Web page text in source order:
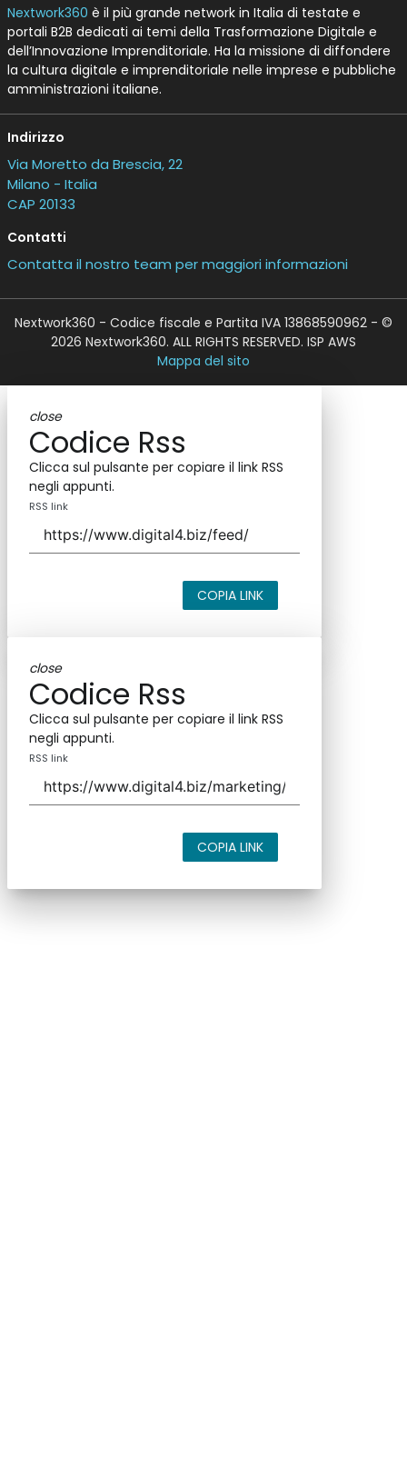
Nextwork360 è il più grande network in Italia di testate e
portali B2B dedicati ai temi della Trasformazione Digitale e
dell’Innovazione Imprenditoriale. Ha la missione di diffondere
la cultura digitale e imprenditoriale nelle imprese e pubbliche
amministrazioni italiane.
Indirizzo
Via Moretto da Brescia, 22
Milano - Italia
CAP 20133
Contatti
Contatta il nostro team per maggiori informazioni
Nextwork360 - Codice fiscale e Partita IVA 13868590962 - ©
2026 Nextwork360. ALL RIGHTS RESERVED. ISP AWS
Mappa del sito
close
Codice Rss
Clicca sul pulsante per copiare il link RSS
negli appunti.
RSS link
COPIA LINK
close
Codice Rss
Clicca sul pulsante per copiare il link RSS
negli appunti.
RSS link
COPIA LINK